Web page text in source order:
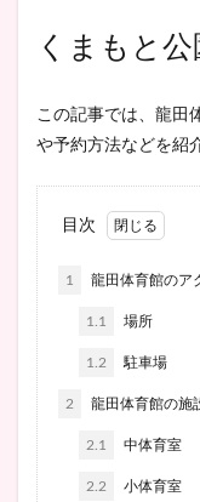
くまもと公
この記事では、龍田
や予約方法などを紹
目次
1 龍田体育館のア
1.1 場所
1.2 駐車場
2 龍田体育館の施
2.1 中体育室
2.2 小体育室